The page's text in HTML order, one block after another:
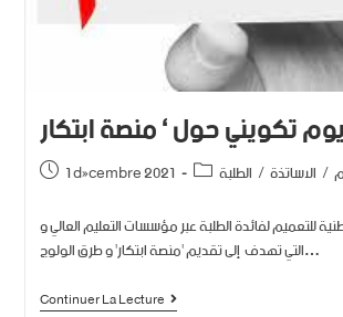
1 décembre 2021 / الاساتذة/ الطلبة
للتعميم لفائدة الطلبة عبر مؤسسات التعليم العالي و
التي تهدف إلى تقديم 'منصة ابتكار' و طرق الولوج…
Continuer La Lecture